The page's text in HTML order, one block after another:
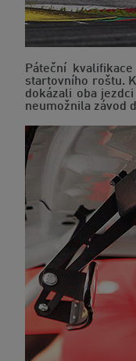
Páteční
startovního roštu.
dokázali oba
neumožnila závod